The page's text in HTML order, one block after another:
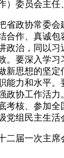
）委员会主任
省政协常委会
合作、真诚包
政治，同以习
。要深入学
新思想的坚定
能力和水平。
政协工作活
考核、参加全
党组民主生活
二届一次主席